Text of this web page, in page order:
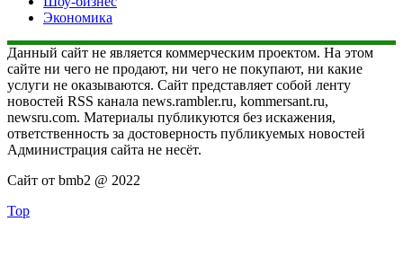
Экономика
Данный сайт не является коммерческим проектом. На этом
сайте ни чего не продают, ни чего не покупают, ни какие
услуги не оказываются. Сайт представляет собой ленту
новостей RSS канала news.rambler.ru, kommersant.ru,
newsru.com. Материалы публикуются без искажения,
ответственность за достоверность публикуемых новостей
Администрация сайта не несёт.
Сайт от bmb2 @ 2022
Top